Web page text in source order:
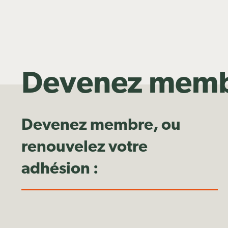
Devenez
Devenez membre, ou
renouvelez votre
adhésion :